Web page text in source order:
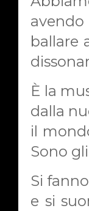
avendo
ballare
È la
dalla
il
Sono gli
Si
e si